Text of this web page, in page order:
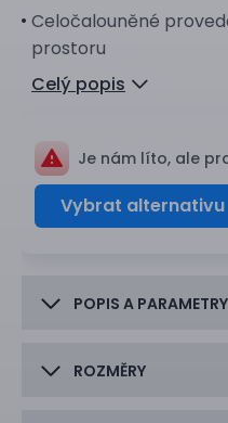
Celočalouněné
prostoru
Celý popis
Je nám líto, ale
Vybrat alternativu
POPIS A PARAMETRY
ROZMĚRY